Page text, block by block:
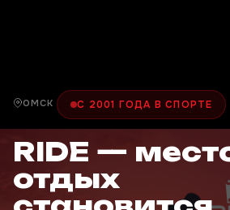
ОМСК С 2001 ГОДА В СПОРТЕ
RIDE —
отдых